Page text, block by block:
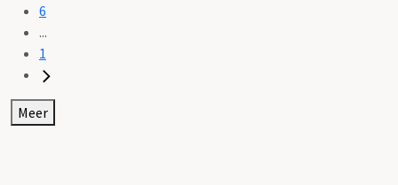
6
...
1
Meer